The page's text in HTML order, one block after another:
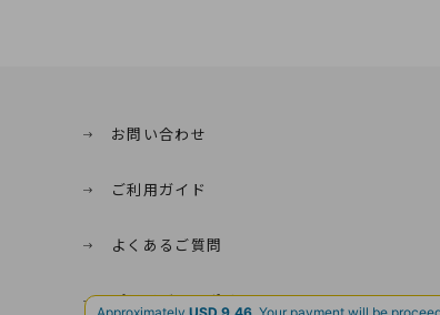
お問い合わせ
ご利用ガイド
よくあるご質問
プライバシーポリシー